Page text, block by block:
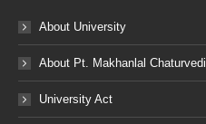
About University
About Pt. Makhanlal Chaturvedi
University Act